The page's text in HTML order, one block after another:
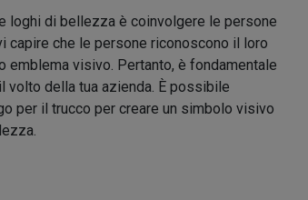
loghi di bellezza è coinvolgere le persone
capire che le persone riconoscono il loro
emblema visivo. Pertanto, è fondamentale
volto della tua azienda. È possibile
per il trucco per creare un simbolo visivo